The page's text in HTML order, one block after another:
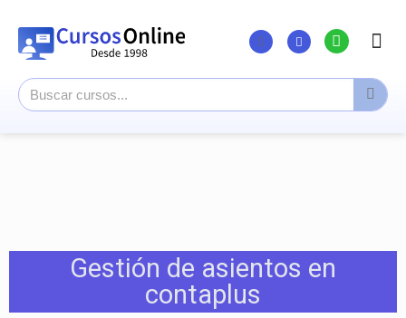
Gestión de asientos en
contaplus